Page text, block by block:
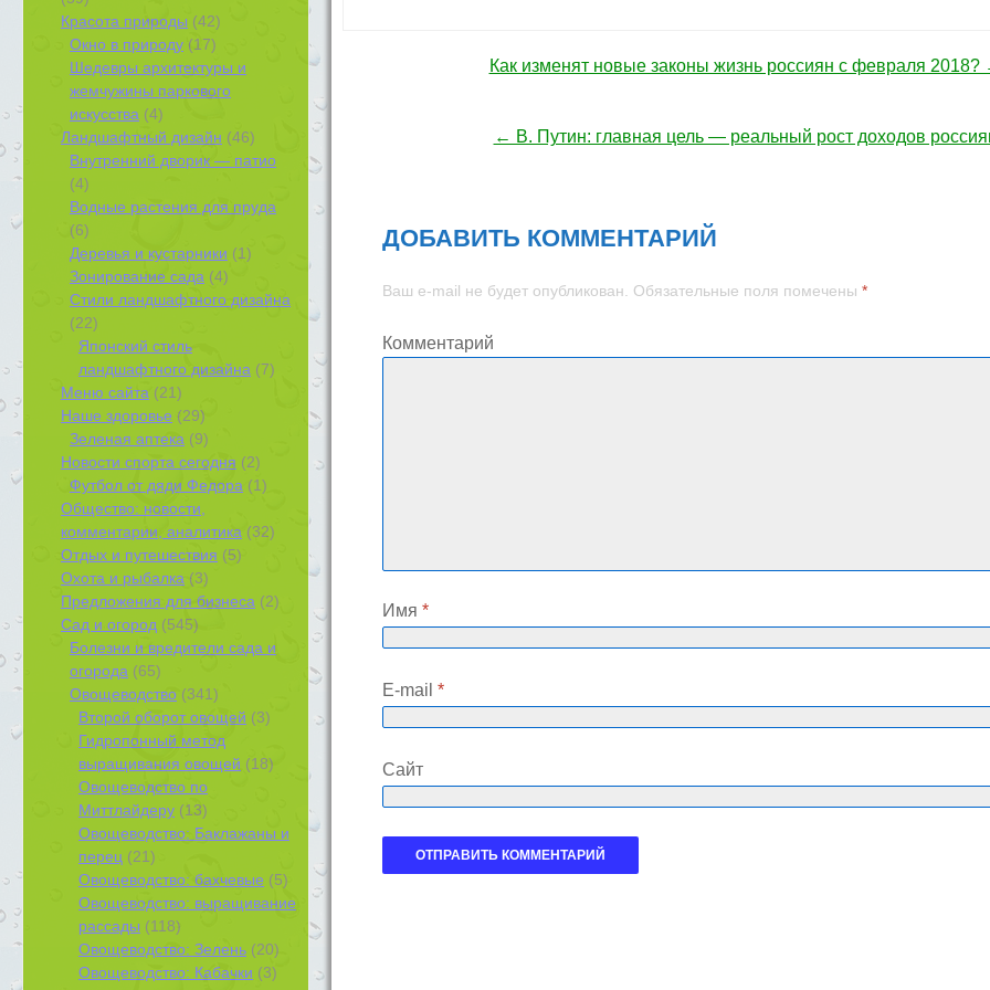
Красота природы (42)
Окно в природу (17)
Шедевры архитектуры и
жемчужины паркового
искусства (4)
Ландшафтный дизайн (46)
Внутренний дворик — патио
(4)
Водные растения для пруда
(6)
Деревья и кустарники (1)
Зонирование сада (4)
Стили ландшафтного дизайна
(22)
Японский стиль
ландшафтного дизайна (7)
Меню сайта (21)
Наше здоровье (29)
Зеленая аптека (9)
Новости спорта сегодня (2)
Футбол от дяди Федора (1)
Общество: новости,
комментарии, аналитика (32)
Отдых и путешествия (5)
Охота и рыбалка (3)
Предложения для бизнеса (2)
Сад и огород (545)
Болезни и вредители сада и
огорода (65)
Овощеводство (341)
Второй оборот овощей (3)
Гидропонный метод
выращивания овощей (18)
Овощеводство по
Миттлайдеру (13)
Овощеводство: Баклажаны и
перец (21)
Овощеводство: бахчевые (5)
Овощеводство: выращивание
рассады (118)
Овощеводство: Зелень (20)
Овощеводство: Кабачки (3)
Как изменят новые законы жизнь россиян с февраля 2018?
← В. Путин: главная цель — реальный рост доходов
ДОБАВИТЬ КОММЕНТАРИЙ
Ваш e-mail не будет опубликован. Обязательные поля помечены*
Комментарий
Имя*
E-mail*
Сайт